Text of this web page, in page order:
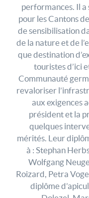
performances. Il a
pour les Cantons
de sensibilisation
de la nature et de
que destination
touristes d’ici
Communauté
revaloriser
aux exigences
président et la
quelques
mérités. Leur
à : Stephan
Wolfgang
Roizard, Petra
diplôme